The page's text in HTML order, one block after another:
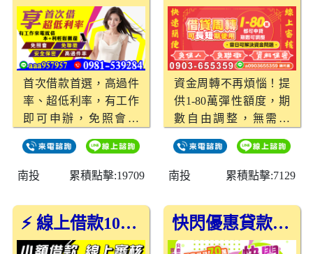
務！
首次借款首選，高過件
率、超低利率，有工作
即可申辦，免照會聯
還無壓力。
南投
累積點擊:19709
資金周轉不再煩惱！提
供1-80萬彈性額度，期
數自由調整，無需保
完全保密。線上審核，
流程快速簡便，最快當
財務需求，長短期使用
皆適合！
南投 累積點擊:7129
⚡ 線上借款10分鐘撥款，無需碰面最方便！ 快閃優惠貸款活動，最高70萬，最快當日撥款